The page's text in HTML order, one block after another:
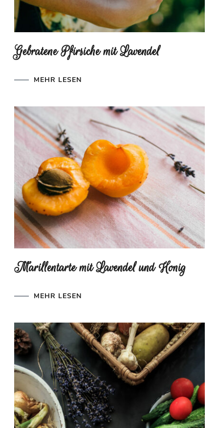
Gebratene Pfirsiche mit Lavendel
MEHR LESEN
Marillentarte mit Lavendel und Honig
MEHR LESEN